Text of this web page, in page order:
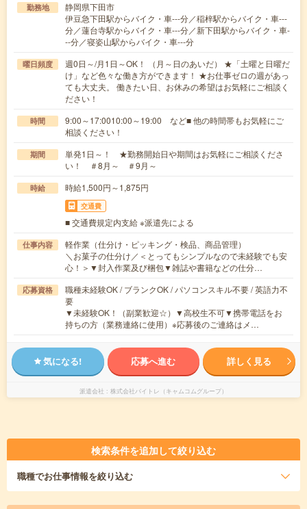
勤務地
静岡県下田市
伊豆急下田駅からバイク・車---分／稲梓駅からバイク・車---
分／蓮台寺駅からバイク・車---分／新下田駅からバイク・車-
--分／寝姿山駅からバイク・車---分
曜日頻度
週0日～/月1日～OK！ （月～日のあいだ） ★「土曜と日曜だ
け」など色々な働き方ができます！ ★お仕事ゼロの週があっ
ても大丈夫。 働きたい日、お休みの希望はお気軽にご相談く
ださい！
時間
9:00～17:0010:00～19:00 など■ 他の時間帯もお気軽にご
相談ください！
期間
単発1日～！ ★勤務開始日や期間はお気軽にご相談くださ
い！ ＃8月～ ＃9月～
時給 時給1,500円～1,875円
交通費
■ 交通費規定内支給 ※派遣先による
仕事内容
軽作業（仕分け・ピッキング・検品、商品管理）
＼お菓子の仕分け／＜とってもシンプルなので未経験でも安
心！＞▼封入作業及び梱包▼雑誌や書籍などの仕分…
応募資格
職種未経験OK / ブランクOK / パソコンスキル不要 / 英語力不
要
▼未経験OK！（副業歓迎☆）▼高校生不可▼携帯電話をお
持ちの方（業務連絡に使用）※応募後のご連絡はメ…
気になる! 応募へ進む 詳しく見る
派遣会社 株式会社バイトレ（キャムコムグループ）
検索条件を追加して絞り込む
職種でお仕事情報を絞り込む